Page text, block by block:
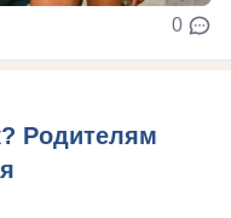
0
Родителям